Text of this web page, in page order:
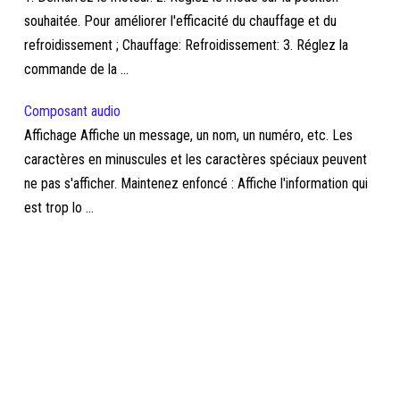
souhaitée. Pour améliorer l'efficacité du chauffage et du
refroidissement ; Chauffage: Refroidissement: 3. Réglez la
commande de la ...
Composant audio
Affichage Affiche un message, un nom, un numéro, etc. Les
caractères en minuscules et les caractères spéciaux peuvent
ne pas s'afficher. Maintenez enfoncé : Affiche l'information qui
est trop lo ...